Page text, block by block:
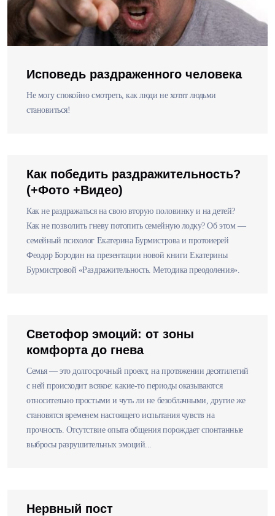
Исповедь раздраженного человека
Не могу спокойно смотреть, как люди не хотят людьми
становиться!
Как победить раздражительность?
(+Фото +Видео)
Как не раздражаться на свою вторую половинку и на детей?
Как не позволить гневу потопить семейную лодку? Об этом —
семейный психолог Екатерина Бурмистрова и протоиерей
Феодор Бородин на презентации новой книги Екатерины
Бурмистровой «Раздражительность. Методика преодоления».
Светофор эмоций: от зоны
комфорта до гнева
Семья — это долгосрочный проект, на протяжении десятилетий
с ней происходит всякое: какие-то периоды оказываются
относительно простыми и чуть ли не безоблачными, другие же
становятся временем настоящего испытания чувств на
прочность. Отсутствие опыта общения порождает спонтанные
выбросы разрушительных эмоций...
Нервный пост